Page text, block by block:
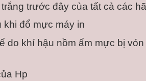
trước đây của tất cả các
khi đổ mực máy in
khí hậu nồm ẩm mực bị
Hp